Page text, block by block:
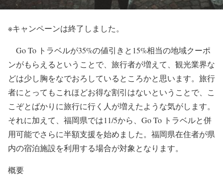
※キャンペーンは終了しました。
Go To トラベルが35%の値引きと15%相当の地域クーポ
ンがもらえるということで、旅行者が増えて、観光業界な
どは少し胸をなでおろしているところかと思います。旅行
者にとってもこれほどお得な割引はないということで、こ
こぞとばかりに旅行に行く人が増えたような気がします。
それに加えて、福岡県では11/5から、Go To トラベルと併
用可能でさらに半額支援を始めました。福岡県在住者が県
内の宿泊施設を利用する場合が対象となります。
概要